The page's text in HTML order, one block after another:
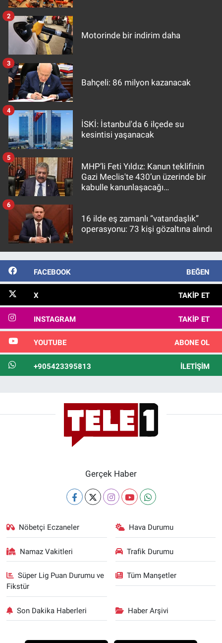
Motorinde bir indirim daha
2
Bahçeli: 86 milyon kazanacak
3
İSKİ: İstanbul'da 6 ilçede su
kesintisi yaşanacak
4
MHP’li Feti Yıldız: Kanun teklifinin
Gazi Meclis'te 430’un üzerinde bir
kabulle kanunlaşacağı
5
16 ilde eş zamanlı “vatandaşlık”
operasyonu: 73 kişi gözaltına alındı
6
FACEBOOK BEĞEN
X TAKIP ET
INSTAGRAM TAKIP ET
YOUTUBE ABONE OL
+905423395813 İLETIŞIM
Gerçek Haber
Nöbetçi Eczaneler Hava Durumu
Namaz Vakitleri Trafik Durumu
Süper Lig Puan Durumu ve
Fikstür
Tüm Manşetler
Son Dakika Haberleri Haber Arşivi